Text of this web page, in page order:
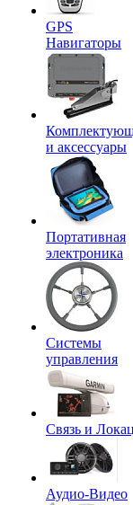
GPS
Навигаторы
и аксессуары
Портативная
электроника
Системы
управления
Связь и
Аудио-Видео